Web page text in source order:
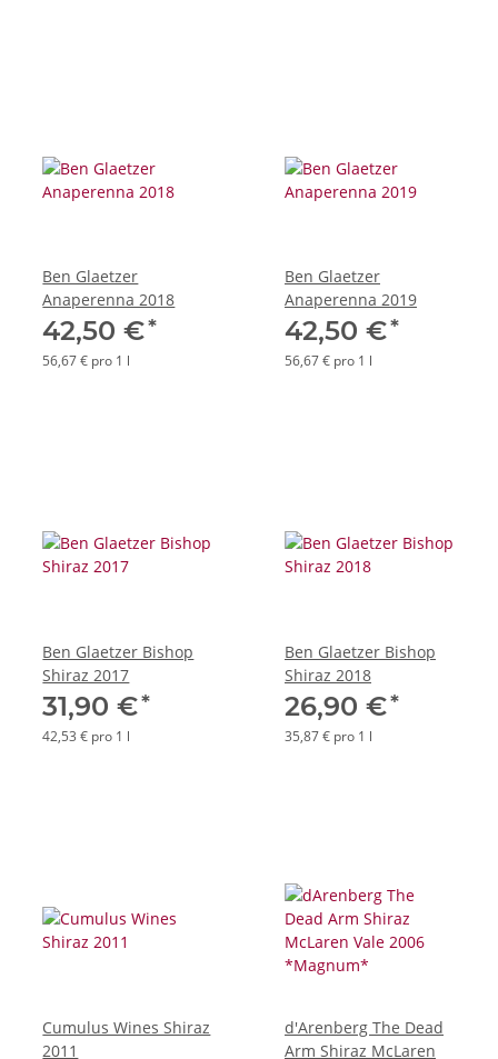
Ben Glaetzer
Anaperenna 2018
42,50 €*
56,67 € pro 1 l
Ben Glaetzer
Anaperenna 2019
42,50 €*
56,67 € pro 1 l
Ben Glaetzer Bishop
Shiraz 2017
31,90 €*
42,53 € pro 1 l
Ben Glaetzer Bishop
Shiraz 2018
26,90 €*
35,87 € pro 1 l
Cumulus Wines Shiraz
2011
d'Arenberg The Dead
Arm Shiraz McLaren